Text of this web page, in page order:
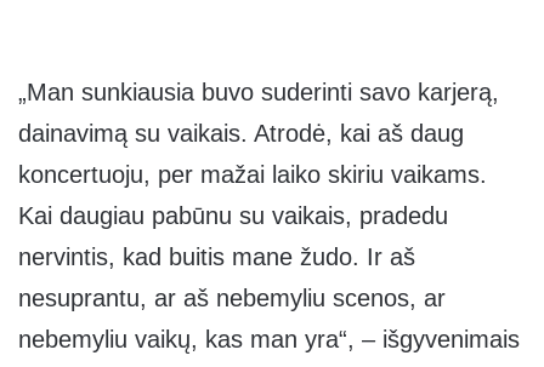
„Man sunkiausia buvo suderinti savo karjerą,
dainavimą su vaikais. Atrodė, kai aš daug
koncertuoju, per mažai laiko skiriu vaikams.
Kai daugiau pabūnu su vaikais, pradedu
nervintis, kad buitis mane žudo. Ir aš
nesuprantu, ar aš nebemyliu scenos, ar
nebemyliu vaikų, kas man yra“, – išgyvenimais